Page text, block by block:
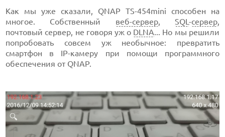
Как мы уже сказали, QNAP TS-454mini способен на
многое. Собственный веб-сервер, SQL -сервер,
почтовый сервер, не говоря уж о DLNA... Но мы решили
попробовать совсем уж необычное: превратить
смартфон в IP-камеру при помощи программного
обеспечения от QNAP.